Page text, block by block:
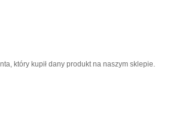
który kupił dany produkt na naszym sklepie.